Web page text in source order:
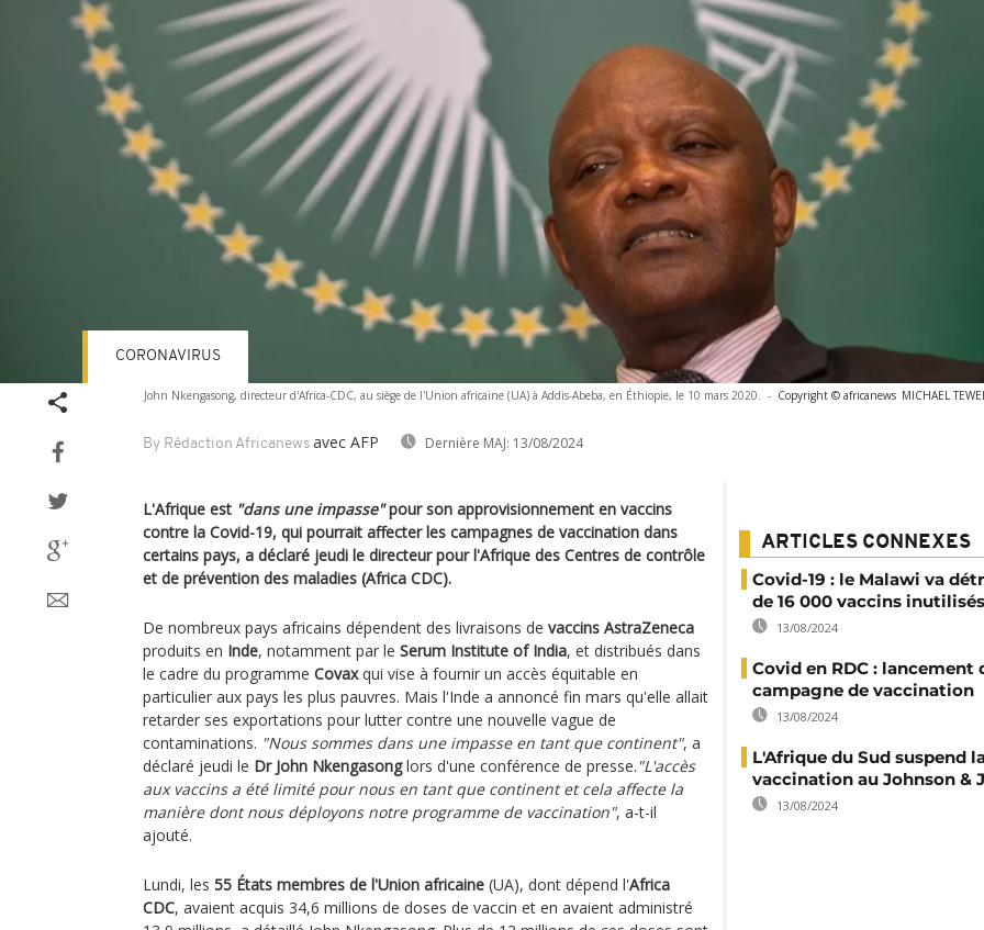
John Nkengasong, directeur d'Africa-CDC, au siège de l'Union africaine (UA) à Addis-Abeba, en Éthiopie, le 10 mars 2020. - Copyright © africanews MICHAEL
By Rédaction Africanews avec AFP Dernière MAJ: 13/08/2024
CORONAVIRUS
L'Afrique est "dans une impasse"pour son approvisionnement en vaccins
contre la Covid-19, qui pourrait affecter les campagnes de vaccination dans
certains pays, a déclaré jeudi le directeur pour l'Afrique des Centres de contrôle
et de prévention des maladies (Africa CDC).
De nombreux pays africains dépendent des livraisons de vaccins AstraZeneca
produits en Inde, notamment par le Serum Institute of India, et distribués dans
le cadre du programme Covaxqui vise à fournir un accès équitable en
particulier aux pays les plus pauvres. Mais l'Inde a annoncé fin mars qu'elle allait
retarder ses exportations pour lutter contre une nouvelle vague de
contaminations. "Nous sommes dans une impasse en tant que continent", a
déclaré jeudi le Dr John Nkengasonglors d'une conférence de presse. "L'accès
aux vaccins a été limité pour nous en tant que continent et cela affecte la
manière dont nous déployons notre programme de vaccination", a-t-il
ajouté.
Lundi, les 55 États membres de l'Union africaine (UA), dont dépend l'Africa
CDC, avaient acquis 34,6 millions de doses de vaccin et en avaient administré
ARTICLES CONNEXES
Covid-19 : le Malawi va
de 16 000 vaccins inutilisés
13/08/2024
Covid en RDC : lancement
campagne de vaccination
13/08/2024
L'Afrique du Sud suspend
vaccination au Johnson &
13/08/2024